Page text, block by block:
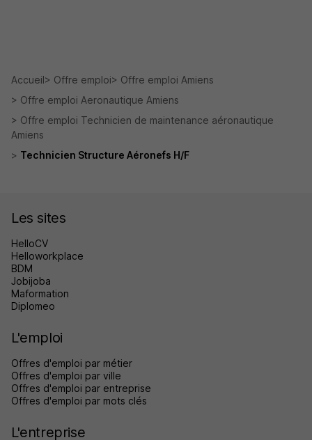
Accueil Offre emploi
Offre emploi Amiens
Offre emploi Aeronautique Amiens
Offre emploi Technicien de maintenance aéronautique
Amiens
Technicien Structure Aéronefs H/F
Les sites
HelloCV
Helloworkplace
BDM
Jobijoba
Maformation
Diplomeo
L'emploi
Offres d'emploi par métier
Offres d'emploi par ville
Offres d'emploi par entreprise
Offres d'emploi par mots clés
L'entreprise